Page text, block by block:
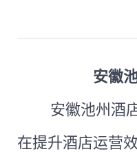
安徽
安徽池州酒
在提升酒店运营